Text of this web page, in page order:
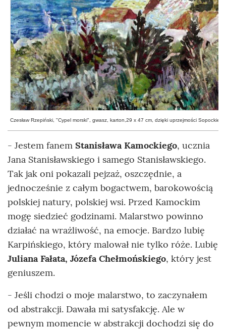
Czesław Rzepiński, "Cypel morski", gwasz, karton,29 x 47 cm, dzięki uprzejmości
- Jestem fanem Stanisława Kamockiego, ucznia
Jana Stanisławskiego i samego Stanisławskiego.
Tak jak oni pokazali pejzaż, oszczędnie, a
jednocześnie z całym bogactwem, barokowością
polskiej natury, polskiej wsi. Przed Kamockim
mogę siedzieć godzinami. Malarstwo powinno
działać na wrażliwość, na emocje. Bardzo lubię
Karpińskiego, który malował nie tylko róże. Lubię
Juliana Fałata, Józefa Chełmońskiego, który jest
geniuszem.
- Jeśli chodzi o moje malarstwo, to zaczynałem
od abstrakcji. Dawała mi satysfakcję. Ale w
pewnym momencie w abstrakcji dochodzi się do